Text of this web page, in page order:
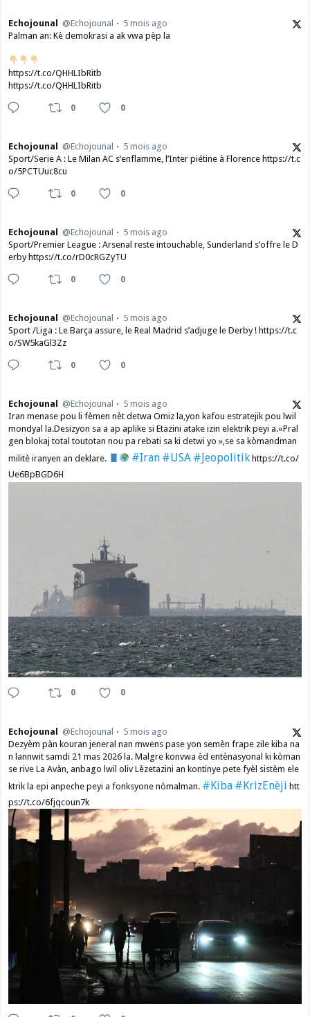
Echojounal @Echojounal
5 mois ago
Palman an: Kè demokrasi a ak vwa pèp la
https://t.co/QHHLIbRitb
https://t.co/QHHLIbRitb
0 0
Echojounal @Echojounal
5 mois ago
Sport/Serie A : Le Milan AC s’enflamme, l’Inter piétine à Florence https://t.c
o/5PCTUuc8cu
0 0
Echojounal @Echojounal
5 mois ago
Sport/Premier League : Arsenal reste intouchable, Sunderland s’offre le D
erby https://t.co/rD0cRGZyTU
0 0
Echojounal @Echojounal
5 mois ago
Sport /Liga : Le Barça assure, le Real Madrid s’adjuge le Derby ! https://t.c
o/SW5kaGl3Zz
0 0
Echojounal @Echojounal
5 mois ago
Iran menase pou li fèmen nèt detwa Omiz la,yon kafou estratejik pou lwil
mondyal la.Desizyon sa a ap aplike si Etazini atake izin elektrik peyi a.​«Pral
gen blokaj total toutotan nou pa rebati sa ki detwi yo »,se sa kòmandman
militè iranyen an deklare.
#Iran #USA #Jeopolitikhttps://t.co/
Ue6BpBGD6H
0 0
Echojounal @Echojounal
5 mois ago
Dezyèm pàn kouran jeneral nan mwens pase yon semèn frape zile kiba na
n lannwit samdi 21 mas 2026 la. Malgre konvwa èd entènasyonal ki kòman
se rive La Avàn, anbago lwil oliv Lèzetazini an kontinye pete fyèl sistèm ele
ktrik la epi anpeche peyi a fonksyone nòmalman. #Kiba #KrizEnèji htt
ps://t.co/6fjqcoun7k